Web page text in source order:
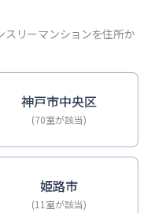
三宮磯上通｜禁煙ルー
アコスモ｜禁煙ルーム
ユ｜Wi-Fi無料・禁煙・
前ルシール｜禁煙ルー
｜禁煙ルーム・Wi-Fiレ
宮貿易センター前2｜
リーマンションを住所か
神戸市中央区
(70室が該当)
姫路市
(11室が該当)